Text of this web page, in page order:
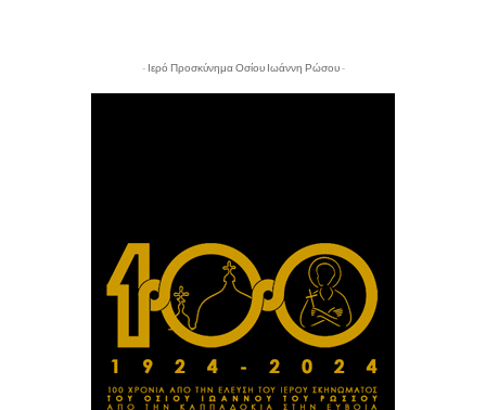
- Ιερό Προσκύνημα Οσίου Ιωάννη Ρώσου -